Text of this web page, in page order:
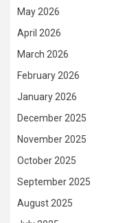
May 2026
April 2026
March 2026
February 2026
January 2026
December 2025
November 2025
October 2025
September 2025
August 2025